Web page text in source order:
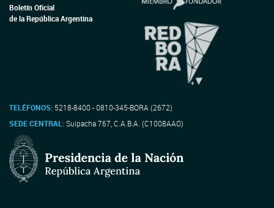
Boletín Oficial
de la República Argentina
TELÉFONOS: 5218-8400 - 0810-345-BORA (2672)
SEDE CENTRAL:Suipacha 767, C.A.B.A. (C1008AAO)